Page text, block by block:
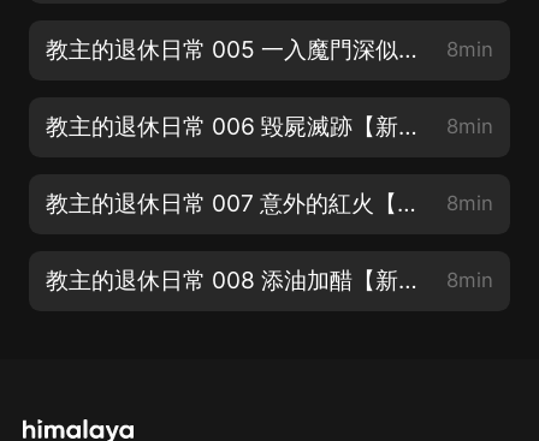
教主的退休日常 005 一入魔門深似海【新書《我在諸天輪回封神》上架啦～】 8min
教主的退休日常 006 毀屍滅跡【新書《我在諸天輪回封神》上架啦～】 8min
教主的退休日常 007 意外的紅火【新書《我在諸天輪回封神》上架啦～】 8min
教主的退休日常 008 添油加醋【新書《我在諸天輪回封神》上架啦～】 8min